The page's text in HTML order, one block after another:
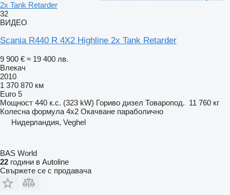
2x Tank Retarder
32
ВИДЕО
Scania R440 R 4X2 Highline 2x Tank Retarder
9 900 € ≈ 19 400 лв.
Влекач
2010
1 370 870 км
Euro 5
Мощност 440 к.с. (323 kW) Гориво дизел Товаропод. 11 760 кг
Колесна формула 4x2 Окачване параболично
Нидерландия, Veghel
BAS World
22 години в Autoline
Свържете се с продавача